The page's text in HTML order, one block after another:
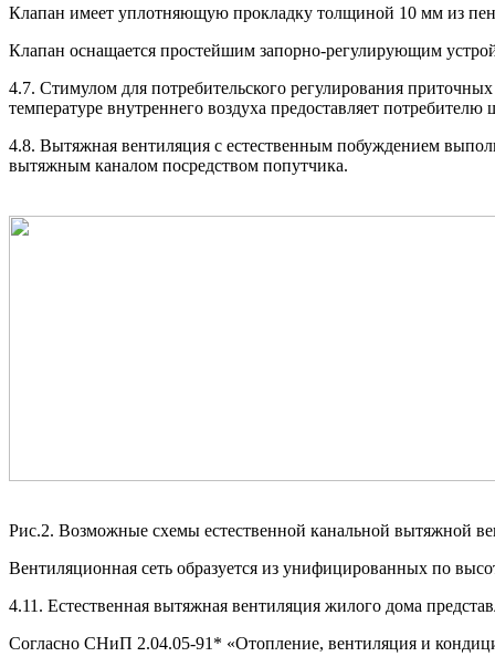
Клапан имеет уплотняющую прокладку толщиной 10 мм из
Клапан оснащается простейшим запорно-регулирующим
4.7. Стимулом для потребительского регулирования
температуре внутреннего воздуха предоставляет
4.8. Вытяжная вентиляция с естественным побуждением
вытяжным каналом посредством попутчика.
Рис.2. Возможные схемы естественной канальной вытяжной
Вентиляционная сеть образуется из унифицированных по
4.11. Естественная вытяжная вентиляция жилого дома
Согласно СНиП 2.04.05-91* «Отопление, вентиляция и